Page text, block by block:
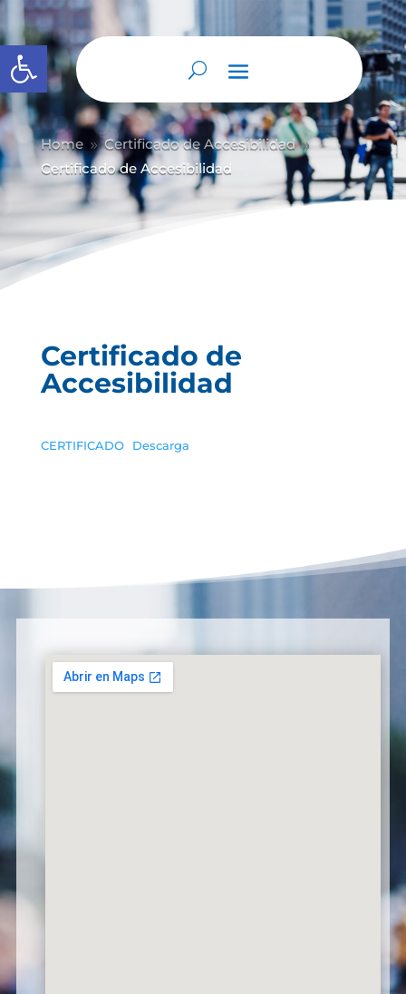
Abrir barra de herramientas
Home 9 Certificado de Accesibilidad 9
Certificado de Accesibilidad
Certificado de
Accesibilidad
CERTIFICADO Descarga